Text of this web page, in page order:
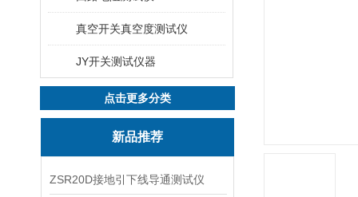
真空开关真空度测试仪
JY开关测试仪器
点击更多分类
新品推荐
ZSR20D接地引下线导通测试仪